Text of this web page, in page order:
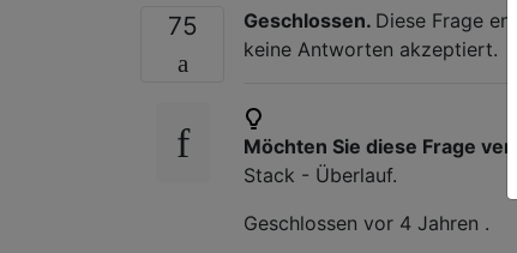
75 Geschlossen. Diese Frage
keine Antworten akzeptiert.
Möchten Sie diese Frage
Stack - Überlauf.
Geschlossen vor 4 Jahren .